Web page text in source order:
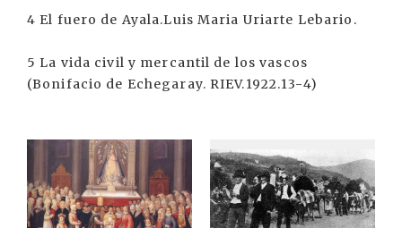
4 El fuero de Ayala.Luis Maria Uriarte Lebario.
5 La vida civil y mercantil de los vascos
(Bonifacio de Echegaray. RIEV.1922.13-4)